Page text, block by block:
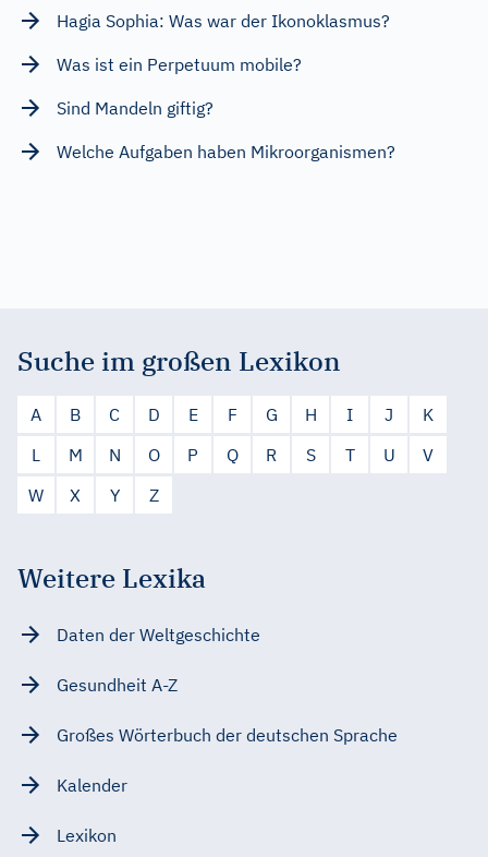
Hagia Sophia: Was war der Ikonoklasmus?
Was ist ein Perpetuum mobile?
Sind Mandeln giftig?
Welche Aufgaben haben Mikroorganismen?
Suche im großen Lexikon
A B C D E F G H I J
K
L
M N O P Q R S T U
V
W
X Y Z
Weitere Lexika
Daten der Weltgeschichte
Gesundheit A-Z
Großes Wörterbuch der deutschen Sprache
Kalender
Lexikon